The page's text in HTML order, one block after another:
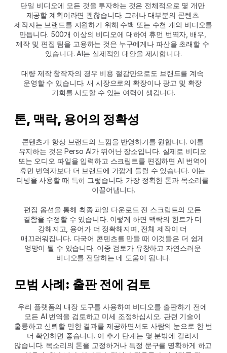
단일 비디오에 모든 것을 투자하는 것은 전체적으로 몇 개만
제공할 계획이라면 괜찮습니다. 그러나 대부분의 콘텐츠
제작자는 브랜드를 지원하기 위해 수백 또는 수천 개의 비디오를
만듭니다. 500개 이상의 비디오에 대하여 휴먼 번역자, 배우,
제작 및 편집 팀을 고용하는 것은 누구에게나 파산을 초래할 수
있습니다. AI는 실제적인 대안을 제시합니다.
대량 제작 창작자의 경우 비용 절감만으로도 브랜드를 계속
운영할 수 있습니다. 새 시장으로의 확장이나 광고 및 확장
기회를 시도할 수 있는 여력이 생깁니다.
톤, 맥락, 용어의 정확성
콘텐츠가 항상 브랜드의 느낌을 반영하기를 원합니다. 이를
유지하는 것은 Perso AI가 뛰어난 장소입니다. 실제로 비디오
또는 오디오 파일을 입력하고 스크립트를 편집하면 AI 번역이
휴먼 번역자보다 더 브랜드에 가깝게 들릴 수 있습니다. 이는
더빙을 사용할 때 특히 그렇습니다. 가장 정확한 톤과 목소리를
이끌어냅니다.
편집 옵션을 통해 최종 파일 다운로드 전 스크립트의 모든
결함을 수정할 수 있습니다. 이렇게 하면 맥락의 힌트가 더
강해지고, 용어가 더 정확해지며, 전체 제작이 더
매끄러워집니다. 다국어 콘텐츠를 만들 때 이것들은 더 쉽게
엉망이 될 수 있습니다. 이중 검토가 유창하고 자연스러운
비디오를 전달하는 데 도움이 됩니다.
모범 사례: 출판 전에 검토
우리 플랫폼의 내장 도구를 사용하여 비디오를 출판하기 전에
모든 AI 번역을 검토하고 미세 조정하십시오. 관련 기술이
훌륭하고 신뢰할 만한 결과를 제공하면서도 사람의 눈으로 한 번
더 확인하면 좋습니다. 이 추가 단계는 몇 분밖에 걸리지
않습니다. 목소리의 톤을 교정하거나 특정 문구를 명확하게 하고